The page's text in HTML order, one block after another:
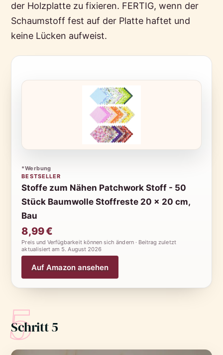
der Holzplatte zu fixieren. FERTIG, wenn der
Schaumstoff fest auf der Platte haftet und
keine Lücken aufweist.
*Werbung
BESTSELLER
Stoffe zum Nähen Patchwork Stoff - 50
Stück Baumwolle Stoffreste 20 x 20 cm,
Bau
8,99 €
Preis und Verfügbarkeit können sich ändern · Beitrag zuletzt
aktualisiert am 5. August 2026
Auf Amazon ansehen
5
Schritt 5